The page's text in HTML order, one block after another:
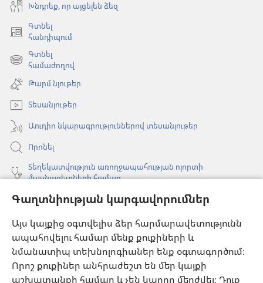
Գաղտնիության կարգավորումներ
Այս կայքից օգտվելիս ձեր հարմարավետությունն
ապահովելու համար մենք քուքիների և
նմանատիպ տեխնոլոգիաներ ենք օգտագործում։
Որոշ քուքիներ անհրաժեշտ են մեր կայքի
աշխատանքի համար և չեն կարող մերժվել։ Դուք
Խնդրեք, որ այցելեն ձեզ
Գտնել
հանդիպում
(բացվում
նոր
պատուհան)
Գտնել
համաժողով
(բացվում
նոր
պատուհան)
Թարմ նյութեր
Տեսանյութեր
Աուդիո նկարագրություններով տեսանյութեր
Որոնել
Տեղեկատվություն առողջապահության ոլորտի
մասնագետների համար
Գլոբալ հաղորդակցություն
Օգնություն
Նվիրատվություններ
(բացվում
է
նոր
Դիտարանի ՕՆԼԱՅՆ ԳՐԱԴԱՐԱՆ